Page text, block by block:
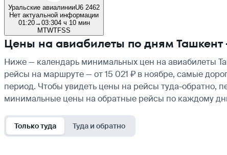
Уральские авиалинииU6 2462
Нет актуальной информации
01:20→03:304 ч 10 мин
MTWTFSS
Цены на авиабилеты по дням
Ниже — календарь минимальных цен на авиабилеты
рейсы на маршруте — от 15 021 ₽ в ноябре, самые
период. Чтобы увидеть цены на рейсы туда-обратно,
минимальные цены на обратные рейсы по каждому
Только туда Туда и обратно